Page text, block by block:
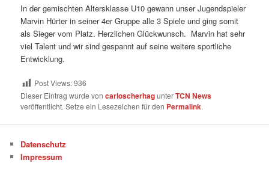
In der gemischten Altersklasse U10 gewann unser Jugendspieler
Marvin Hürter in seiner 4er Gruppe alle 3 Spiele und ging somit
als Sieger vom Platz. Herzlichen Glückwunsch. Marvin hat sehr
viel Talent und wir sind gespannt auf seine weitere sportliche
Entwicklung.
Post Views:936
Dieser Eintrag wurde voncarloscherhagunterTCN News
veröffentlicht. Setze ein Lesezeichen für den Permalink.
Datenschutz
Impressum